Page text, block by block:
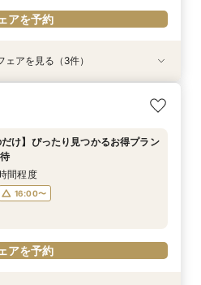
アを予約
相談会》スマホで参加OK◎見積り×
ったり全館見学&ご相談フェア＼
叶うオンライン相談会！少人数W
迎
ェアを見る（3件）
だけ】ぴったり見つかるお得プラン
間程度
16:00〜
アを予約